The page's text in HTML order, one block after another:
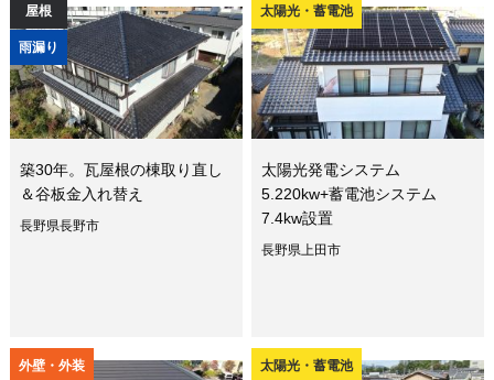
屋根
雨漏り
築30年。瓦屋根の棟取り直し
＆谷板金入れ替え
長野県長野市
太陽光・蓄電池
太陽光発電システム
5.220kw+蓄電池システム
7.4kw設置
長野県上田市
外壁・外装 太陽光・蓄電池